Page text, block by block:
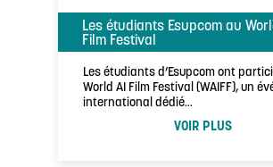
Les étudiants Esupcom au
Film Festival
Les étudiants d’Esupcom ont
World AI Film Festival (WAIFF), un
international dédié…
VOIR PLUS